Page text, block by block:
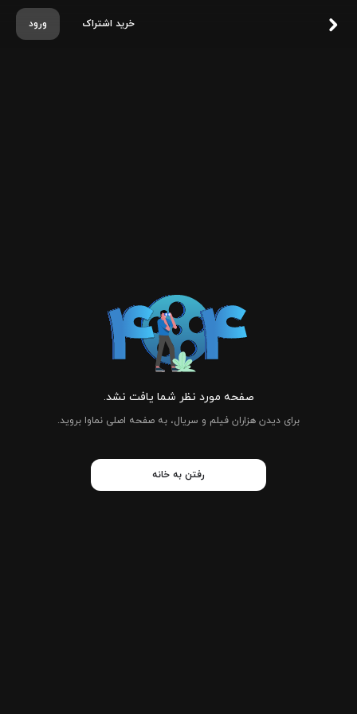
ورود خرید اشتراک
صفحه مورد نظر شما یافت نشد.
برای دیدن هزاران فیلم و سریال، به صفحه اصلی نماوا بروید.
رفتن به خانه